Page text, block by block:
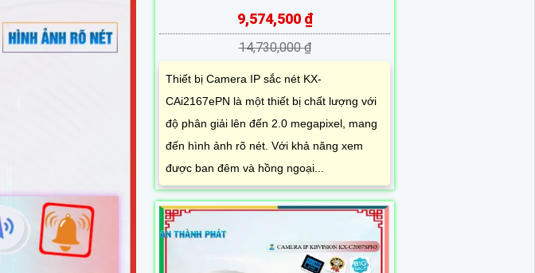
9,574,500 ₫
14,730,000 ₫
Thiết bị Camera IP sắc nét KX-
CAi2167ePN là một thiết bị chất lượng với
độ phân giải lên đến 2.0 megapixel, mang
đến hình ảnh rõ nét. Với khả năng xem
được ban đêm và hồng ngoại...